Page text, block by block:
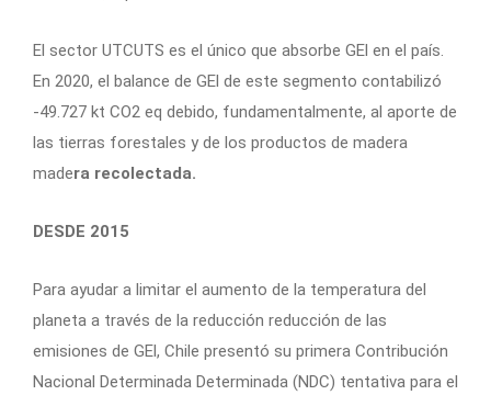
El sector UTCUTS es el único que absorbe GEl en el país.
En 2020, el balance de GEl de este segmento contabilizó
-49.727 kt CO2 eq debido, fundamentalmente, al aporte de
las tierras forestales y de los productos de madera
madera recolectada.
DESDE 2015
Para ayudar a limitar el aumento de la temperatura del
planeta a través de la reducción reducción de las
emisiones de GEl, Chile presentó su primera Contribución
Nacional Determinada Determinada (NDC) tentativa para el